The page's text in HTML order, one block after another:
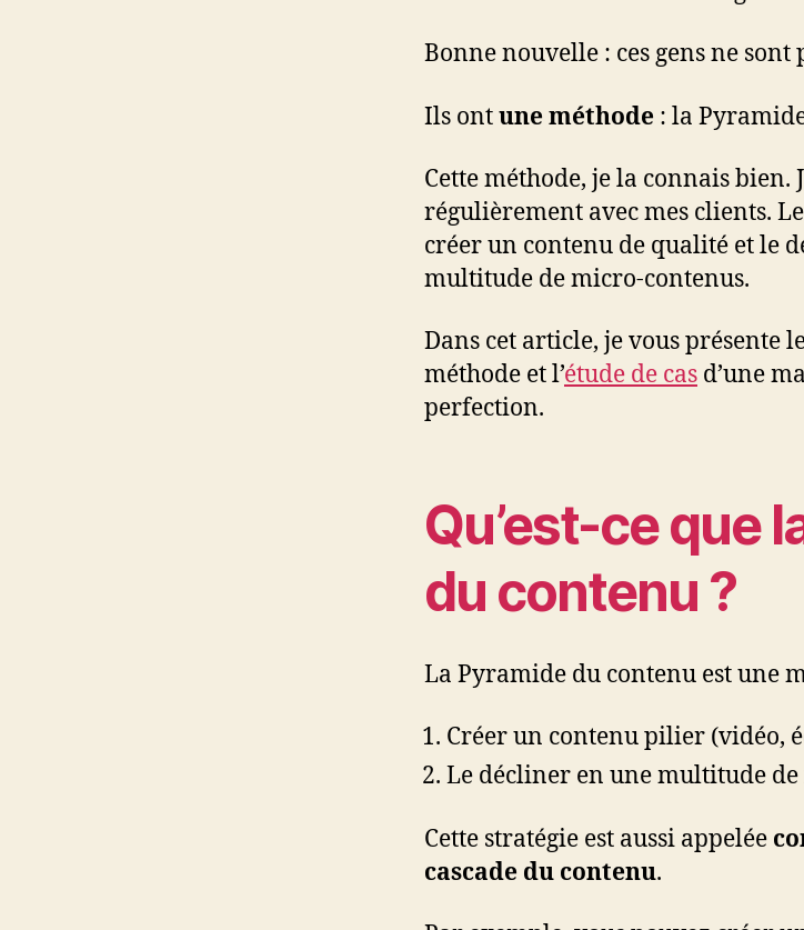
Bonne nouvelle : ces gens ne sont
Ils ontune méthode : la
Cette méthode, je la connais bien.
régulièrement avec mes clients.
créer un contenu de qualité et le
multitude de micro-contenus.
Dans cet article, je vous présente
méthode et l’étude de cas d’une
perfection.
Qu’est-ce que
du contenu ?
La Pyramide du contenu est une
Créer un contenu pilier (vidéo,
Le décliner en une multitude
Cette stratégie est aussi appelée
cascade du contenu.